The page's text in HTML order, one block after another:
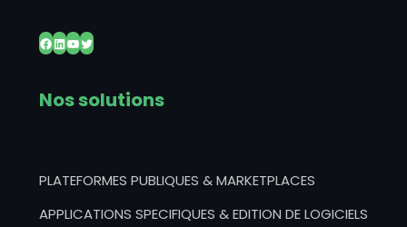
Facebook
LinkedIn
YouTube
Twitter
Nos solutions
PLATEFORMES PUBLIQUES & MARKETPLACES
APPLICATIONS SPECIFIQUES & EDITION DE LOGICIELS